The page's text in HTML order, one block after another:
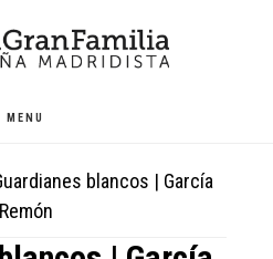
MENU
blancos | García
Remón